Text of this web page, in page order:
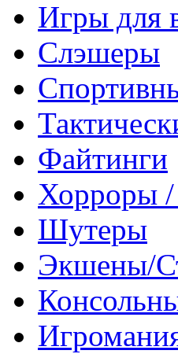
Игры для
Слэшеры
Файтинги
Хорроры
Шутеры
Экшены/